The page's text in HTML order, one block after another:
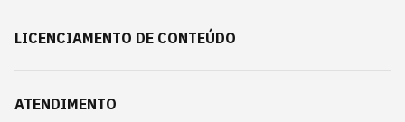
LICENCIAMENTO DE CONTEÚDO
ATENDIMENTO